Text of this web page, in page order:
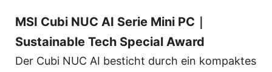
MSI Cubi NUC AI Serie Mini PC｜
Sustainable Tech Special Award
Der Cubi NUC AI besticht durch ein kompaktes